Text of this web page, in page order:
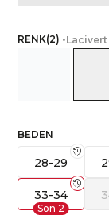
RENK(2) •Lacivert
BEDEN
28-29
33-34
Son 2